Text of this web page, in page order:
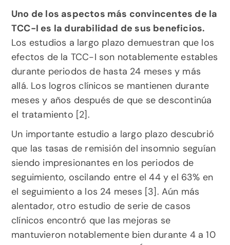
Uno de los aspectos más convincentes de la
TCC-I es la durabilidad de sus beneficios.
Los estudios a largo plazo demuestran que los
efectos de la TCC-I son notablemente estables
durante periodos de hasta 24 meses y más
allá. Los logros clínicos se mantienen durante
meses y años después de que se descontinúa
el tratamiento [2].
Un importante estudio a largo plazo descubrió
que las tasas de remisión del insomnio seguían
siendo impresionantes en los periodos de
seguimiento, oscilando entre el 44 y el 63% en
el seguimiento a los 24 meses [3]. Aún más
alentador, otro estudio de serie de casos
clínicos encontró que las mejoras se
mantuvieron notablemente bien durante 4 a 10